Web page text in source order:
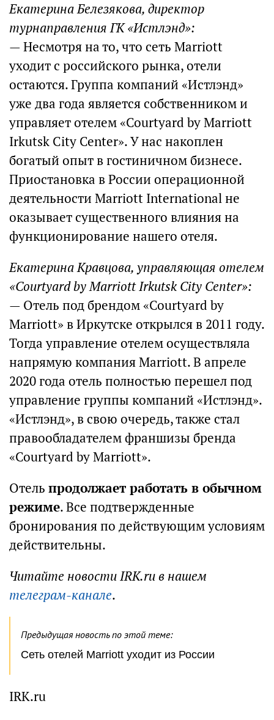
Екатерина Белезякова, директор
турнаправления ГК «Истлэнд»:
— Несмотря на то, что сеть Marriott
уходит с российского рынка, отели
остаются. Группа компаний «Истлэнд»
уже два года является собственником и
управляет отелем «Courtyard by Marriott
Irkutsk City Center». У нас накоплен
богатый опыт в гостиничном бизнесе.
Приостановка в России операционной
деятельности Marriott International не
оказывает существенного влияния на
функционирование нашего отеля.
Екатерина Кравцова, управляющая отелем
«Courtyard by Marriott Irkutsk City Center»:
— Отель под брендом «Courtyard by
Marriott» в Иркутске открылся в 2011 году.
Тогда управление отелем осуществляла
напрямую компания Marriott. В апреле
2020 года отель полностью перешел под
управление группы компаний «Истлэнд».
«Истлэнд», в свою очередь, также стал
правообладателем франшизы бренда
«Courtyard by Marriott».
Отель продолжает работать в обычном
режиме. Все подтвержденные
бронирования по действующим условиям
действительны.
Читайте новости IRK.ru в нашем
телеграм-канале.
Предыдущая новость по этой теме:
Сеть отелей Marriott уходит из России
IRK.ru